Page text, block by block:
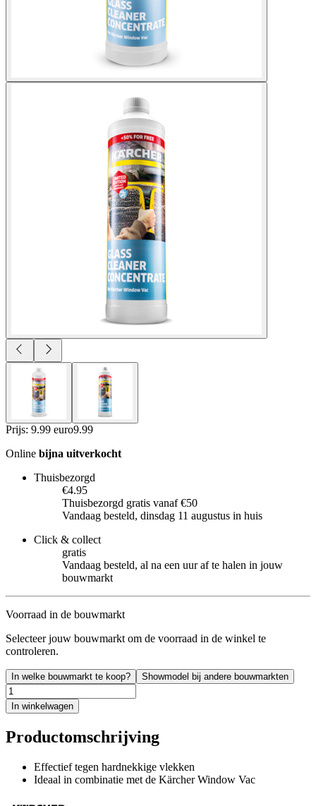
Prijs: 9.99 euro9.99
Online bijna uitverkocht
Thuisbezorgd
€4.95
Thuisbezorgd gratis vanaf €50
Vandaag besteld, dinsdag 11 augustus in huis
Click & collect
gratis
Vandaag besteld, al na een uur af te halen in jouw
bouwmarkt
Voorraad in de bouwmarkt
Selecteer jouw bouwmarkt om de voorraad in de winkel te
controleren.
In welke bouwmarkt te koop? Showmodel bij andere bouwmarkten
In winkelwagen
Productomschrijving
Effectief tegen hardnekkige vlekken
Ideaal in combinatie met de Kärcher Window Vac